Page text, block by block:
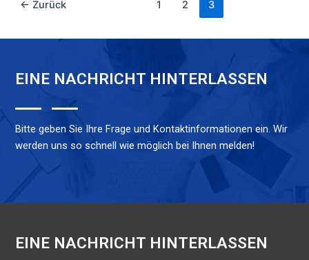
← Zurück 1 2 3
EINE NACHRICHT HINTERLASSEN
Bitte geben Sie Ihre Frage und Kontaktinformationen ein. Wir
werden uns so schnell wie möglich bei Ihnen melden!
EINE NACHRICHT HINTERLASSEN